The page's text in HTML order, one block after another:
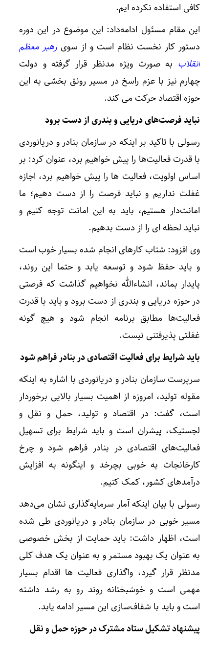
کافی استفاده نکرده ایم.
این مقام مسئول ادامه‌داد: این موضوع در این دوره
دستور کار نخست نظام است و از سوی رهبر معظم
انقلاب به صورت ویژه مدنظر قرار گرفته و دولت
چهارم نیز با عزم راسخ در مسیر رونق بخشی به این
حوزه اقتصاد حرکت می کند.
نباید فرصت‌های دریایی و بندری از دست برود
رسولی با تاکید بر اینکه در سازمان بنادر و دریانوردی
با قدرت فعالیت‌ها را پیش خواهیم برد، عنوان کرد: بر
اساس اولویت، فعالیت ها را پیش خواهیم برد، اجازه
غفلت نداریم و نباید فرصت را از دست دهیم؛ ما
امانت‌دار هستیم، باید به این امانت توجه کنیم و
نباید لحظه ای را از دست بدهیم.
وی افزود: شتاب کارهای انجام شده بسیار خوب است
و باید حفظ شود و توسعه یابد و حتما این روند،
پایدار بماند، انشاءالله نخواهیم گذاشت که فرصتی
در حوزه دریایی و بندری از دست برود و باید با قدرت
فعالیت‌ها مطابق برنامه انجام شود و هیچ گونه
غفلتی پذیرفتنی نیست.
باید شرایط برای فعالیت اقتصادی در بنادر فراهم شود
سرپرست سازمان بنادر و دریانوردی با اشاره به اینکه
مقوله تولید، امروزه از اهمیت بسیار بالایی برخوردار
است، گفت: در اقتصاد و تولید، حمل و نقل و
لجستیک، پیشران است و باید شرایط برای تسهیل
فعالیت‌های اقتصادی در بنادر فراهم شود و چرخ
کارخانجات به خوبی بچرخد و اینگونه به افزایش
درآمدهای کشور، کمک کنیم.
رسولی با بیان اینکه آمار سرمایه‌گذاری نشان می‌دهد
مسیر خوبی در سازمان بنادر و دریانوردی طی شده
است، اظهار داشت: باید حمایت از بخش خصوصی
به عنوان یک بهبود مستمر و به عنوان یک هدف کلی
مدنظر قرار گیرد، واگذاری فعالیت ها اقدام بسیار
مهمی است و خوشبختانه روند رو به رشد داشته
است و باید با شفاف‌سازی این مسیر ادامه یابد.
پیشنهاد تشکیل ستاد مشترک در حوزه حمل و نقل